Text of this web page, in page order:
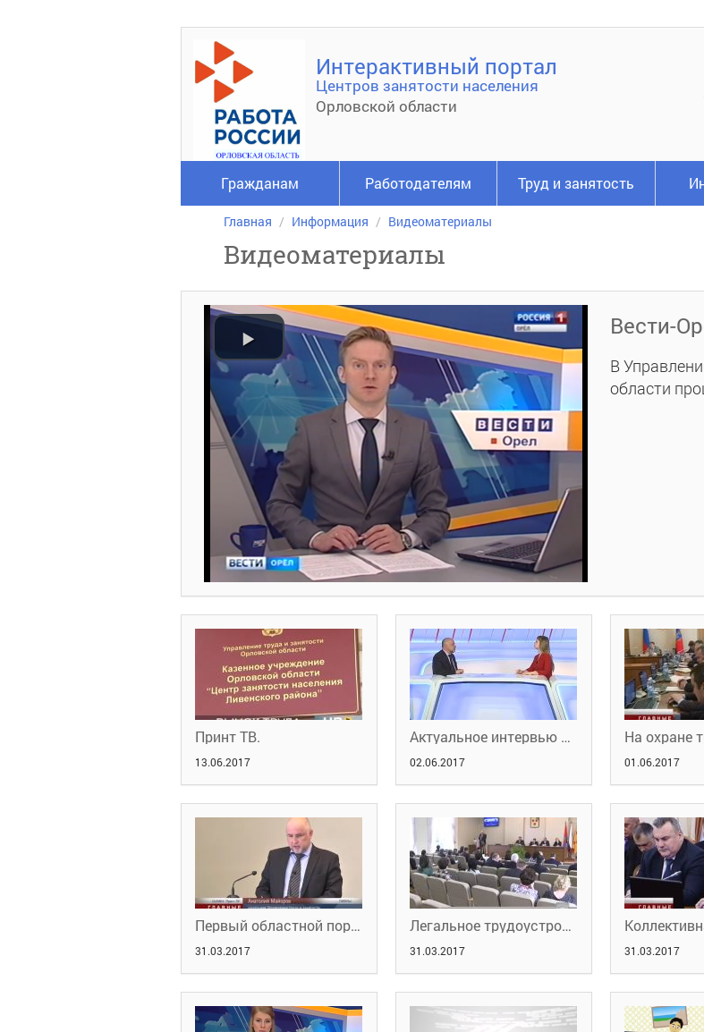
Интерактивный портал
Центров занятости населения
Орловской области
Гражданам Работодателям Труд и занятость
Главная Информация Видеоматериалы
Видеоматериалы
Вести-
В
области
Принт ТВ.
13.06.2017
Актуальное интервью с Анатолием Майоровым
02.06.2017
На охране
01.06.2017
Первый областной портал новостей. Серые зарплаты.
31.03.2017
Легальное трудоустройство
31.03.2017 31.03.2017